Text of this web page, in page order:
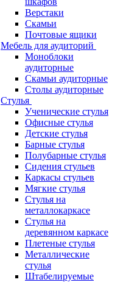
Верстаки
Скамьи
Почтовые ящики
Мебель для аудиторий
Моноблоки
аудиторные
Скамьи аудиторные
Столы аудиторные
Стулья
Ученические стулья
Офисные стулья
Детские стулья
Барные стулья
Полубарные стулья
Сидения стульев
Каркасы стульев
Мягкие стулья
Стулья на
металлокаркасе
Стулья на
деревянном каркасе
Плетеные стулья
Металлические
стулья
Штабелируемые